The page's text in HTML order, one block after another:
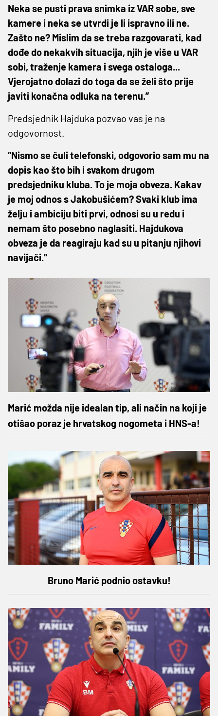
Neka se pusti prava snimka iz VAR sobe, sve
kamere i neka se utvrdi je li ispravno ili ne.
Zašto ne? Mislim da se treba razgovarati, kad
dođe do nekakvih situacija, njih je više u VAR
sobi, traženje kamera i svega ostaloga...
Vjerojatno dolazi do toga da se želi što prije
javiti konačna odluka na terenu.”
Predsjednik Hajduka pozvao vas je na
odgovornost.
“Nismo se čuli telefonski, odgovorio sam mu na
dopis kao što bih i svakom drugom
predsjedniku kluba. To je moja obveza. Kakav
je moj odnos s Jakobušićem? Svaki klub ima
želju i ambiciju biti prvi, odnosi su u redu i
nemam što posebno naglasiti. Hajdukova
obveza je da reagiraju kad su u pitanju njihovi
navijači.”
Marić možda nije idealan tip, ali način na koji je
otišao poraz je hrvatskog nogometa i HNS-a!
Bruno Marić podnio ostavku!